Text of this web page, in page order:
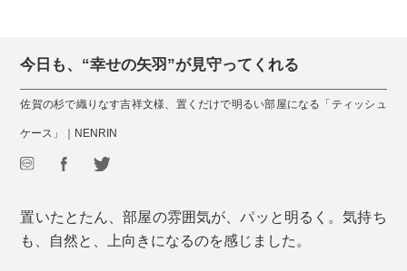
今日も、“幸せの矢羽”が見守ってくれる
佐賀の杉で織りなす吉祥文様、置くだけで明るい部屋になる「ティッシュ
ケース」｜NENRIN
置いたとたん、部屋の雰囲気が、パッと明るく。気持ち
も、自然と、上向きになるのを感じました。